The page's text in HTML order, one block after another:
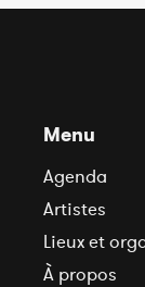
Menu
Agenda
Artistes
Lieux et
À propos